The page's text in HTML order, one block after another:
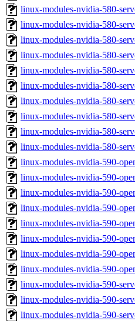
linux-modules-nvidia-580-
linux-modules-nvidia-580-
linux-modules-nvidia-580-
linux-modules-nvidia-580-
linux-modules-nvidia-580-
linux-modules-nvidia-580-
linux-modules-nvidia-580-
linux-modules-nvidia-580-
linux-modules-nvidia-580-
linux-modules-nvidia-580-
linux-modules-nvidia-590-
linux-modules-nvidia-590-
linux-modules-nvidia-590-
linux-modules-nvidia-590-
linux-modules-nvidia-590-
linux-modules-nvidia-590-
linux-modules-nvidia-590-
linux-modules-nvidia-590-
linux-modules-nvidia-590-
linux-modules-nvidia-590-
linux-modules-nvidia-590-